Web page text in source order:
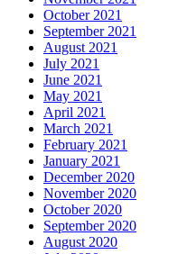
October 2021
September 2021
August 2021
July 2021
June 2021
May 2021
April 2021
March 2021
February 2021
January 2021
December 2020
November 2020
October 2020
September 2020
August 2020